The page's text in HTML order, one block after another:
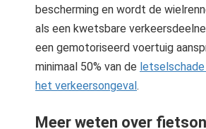
bescherming en wordt de
als een kwetsbare
een gemotoriseerd voertuig
minimaal 50% van de
het verkeersongeval.
Meer weten over